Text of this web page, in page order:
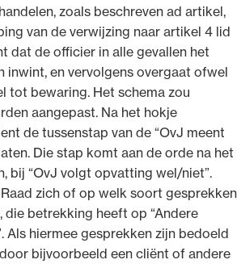
zoals beschreven ad artikel,
van de verwijzing naar artikel 4 lid
dat de officier in alle gevallen het
inwint, en vervolgens overgaat ofwel
tot bewaring. Het schema zou
aangepast. Na het hokje
de tussenstap van de “OvJ meent
Die stap komt aan de orde na het
bij “OvJ volgt opvatting wel/niet”.
zich of op welk soort gesprekken
betrekking heeft op “Andere
Als hiermee gesprekken zijn bedoeld
bijvoorbeeld een cliënt of andere